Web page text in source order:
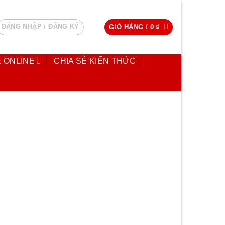
ĐĂNG NHẬP / ĐĂNG KÝ GIỎ HÀNG / 0₫
ONLINE CHIA SẺ KIẾN THỨC